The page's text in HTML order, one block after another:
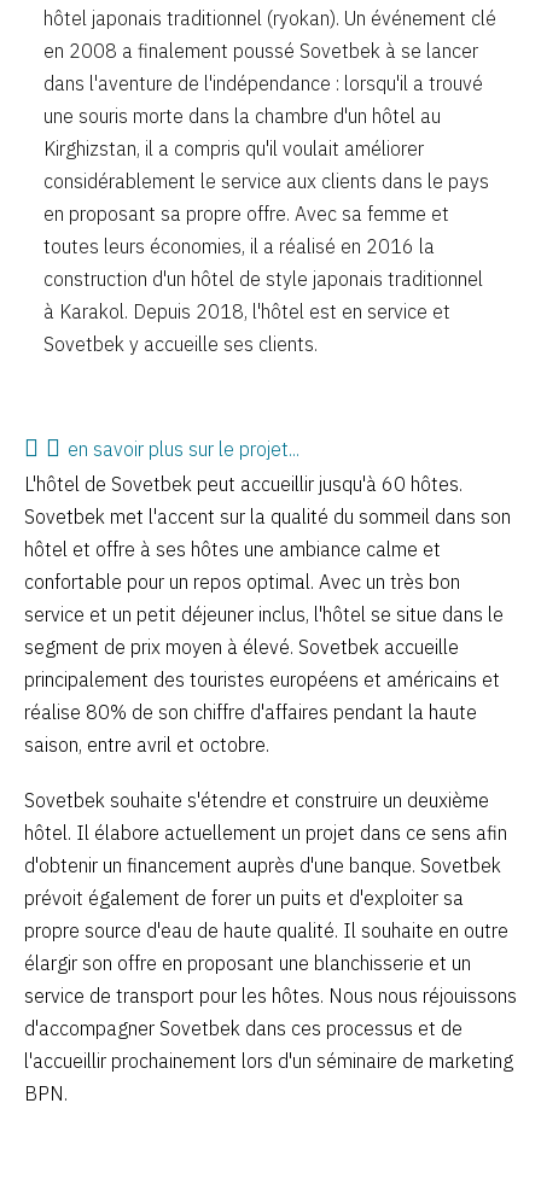
hôtel japonais traditionnel (ryokan). Un événement clé
en 2008 a finalement poussé Sovetbek à se lancer
dans l'aventure de l'indépendance : lorsqu'il a trouvé
une souris morte dans la chambre d'un hôtel au
Kirghizstan, il a compris qu'il voulait améliorer
considérablement le service aux clients dans le pays
en proposant sa propre offre. Avec sa femme et
toutes leurs économies, il a réalisé en 2016 la
construction d'un hôtel de style japonais traditionnel
à Karakol. Depuis 2018, l'hôtel est en service et
Sovetbek y accueille ses clients.
en savoir plus sur le projet...
L'hôtel de Sovetbek peut accueillir jusqu'à 60 hôtes.
Sovetbek met l'accent sur la qualité du sommeil dans son
hôtel et offre à ses hôtes une ambiance calme et
confortable pour un repos optimal. Avec un très bon
service et un petit déjeuner inclus, l'hôtel se situe dans le
segment de prix moyen à élevé. Sovetbek accueille
principalement des touristes européens et américains et
réalise 80% de son chiffre d'affaires pendant la haute
saison, entre avril et octobre.
Sovetbek souhaite s'étendre et construire un deuxième
hôtel. Il élabore actuellement un projet dans ce sens afin
d'obtenir un financement auprès d'une banque. Sovetbek
prévoit également de forer un puits et d'exploiter sa
propre source d'eau de haute qualité. Il souhaite en outre
élargir son offre en proposant une blanchisserie et un
service de transport pour les hôtes. Nous nous réjouissons
d'accompagner Sovetbek dans ces processus et de
l'accueillir prochainement lors d'un séminaire de marketing
BPN.